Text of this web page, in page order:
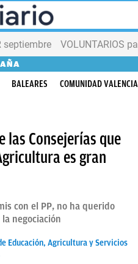
septiembre VOLUNTARIOS
BALEARES COMUNIDAD
las Consejerías que
es gran
con el PP, no ha querido
negociación
Educación, Agricultura y Servicios